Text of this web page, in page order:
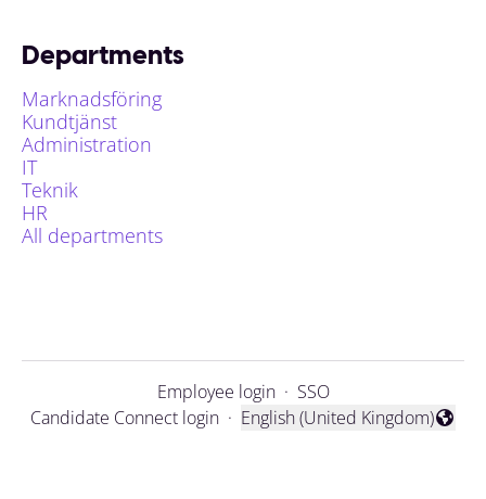
Departments
Marknadsföring
Kundtjänst
Administration
IT
Teknik
HR
All departments
Employee login · SSO
Candidate Connect login · Change language
English (United Kingdom)